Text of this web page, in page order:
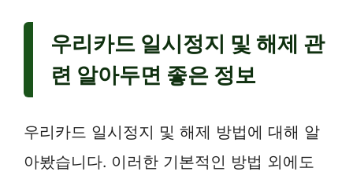
우리카드 일시정지 및 해제 관
련 알아두면 좋은 정보
우리카드 일시정지 및 해제 방법에 대해 알
아봤습니다. 이러한 기본적인 방법 외에도